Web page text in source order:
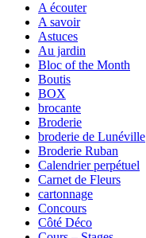
A écouter
A savoir
Astuces
Au jardin
Bloc of the Month
Boutis
BOX
brocante
Broderie
broderie de Lunéville
Broderie Ruban
Calendrier perpétuel
Carnet de Fleurs
cartonnage
Concours
Côté Déco